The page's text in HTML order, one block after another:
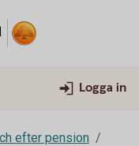
Logga in
efter pension